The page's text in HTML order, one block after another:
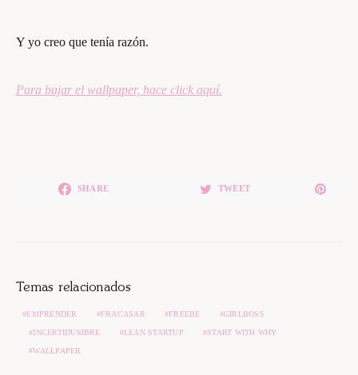
Y yo creo que tenía razón.
Para bajar el wallpaper, hace click aquí.
SHARE TWEET
Temas relacionados
EMPRENDER FRACASAR FREEBE GIRLBOSS
INCERTIDUMBRE LEAN STARTUP START WITH WHY
WALLPAPER